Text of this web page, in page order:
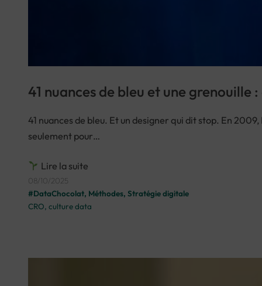
41 nuances de bleu et une grenouille
41 nuances de bleu. Et un designer qui dit stop. En
seulement pour…
Lire la suite
08/10/2025
#DataChocolat, Méthodes, Stratégie digitale
CRO, culture data